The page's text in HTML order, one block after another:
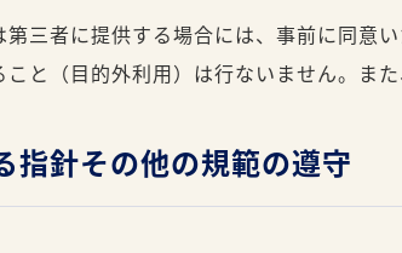
三者に提供する場合には、事前に同意
と（目的外利用）は行ないません。ま
指針その他の規範の遵守